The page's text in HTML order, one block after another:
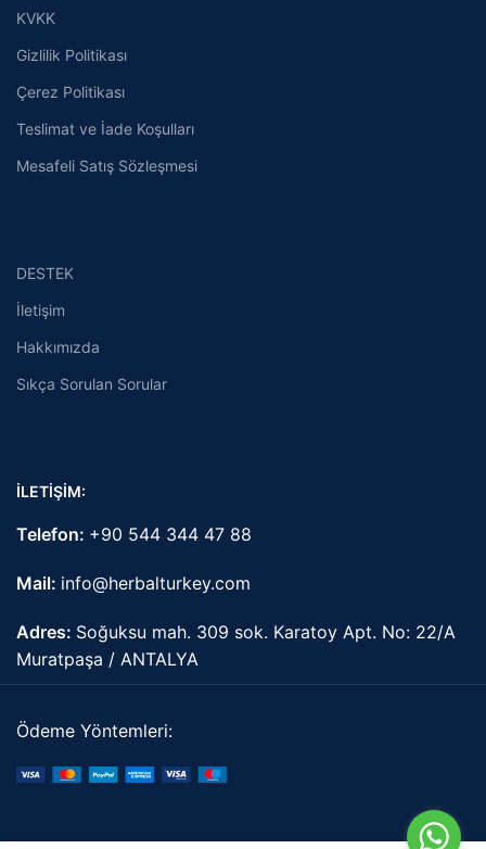
KVKK
Gizlilik Politikası
Çerez Politikası
Teslimat ve İade Koşulları
Mesafeli Satış Sözleşmesi
DESTEK
İletişim
Hakkımızda
Sıkça Sorulan Sorular
İLETİŞİM:
Telefon: +90 544 344 47 88
Mail: info@herbalturkey.com
Adres: Soğuksu mah. 309 sok. Karatoy Apt. No: 22/A
Muratpaşa / ANTALYA
Ödeme Yöntemleri: